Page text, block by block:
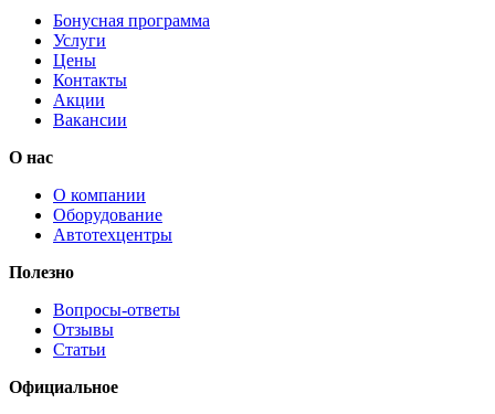
Бонусная программа
Услуги
Цены
Контакты
Акции
Вакансии
О нас
О компании
Оборудование
Автотехцентры
Полезно
Вопросы-ответы
Отзывы
Статьи
Официальное